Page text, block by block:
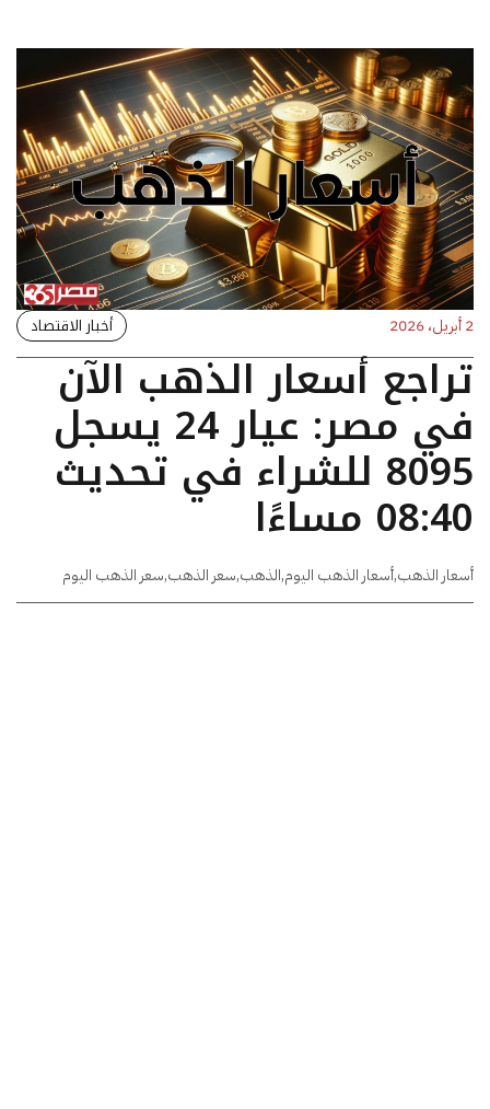
2 أبريل، 2026 أخبار الاقتصاد
تراجع أسعار الذهب الآن
في مصر: عيار 24 يسجل
8095 للشراء في تحديث
08:40 مساءًا
أسعار الذهب,أسعار الذهب اليوم,الذهب,سعر الذهب,سعر الذهب اليوم